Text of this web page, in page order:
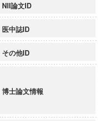
NII論文ID
医中誌ID
その他ID
博士論文情報